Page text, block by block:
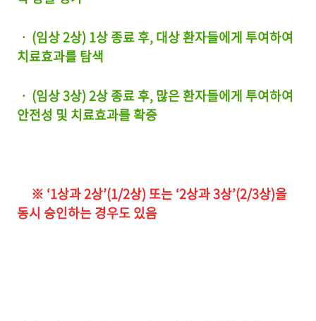
ㆍ (임상 2상) 1상 종료 후, 대상 환자들에게 투여하여
치료효과를 탐색
ㆍ (임상 3상) 2상 종료 후, 많은 환자들에게 투여하여
안전성 및 치료효과를 확증
※ ‘1상과 2상’(1/2상) 또는 ‘2상과 3상’(2/3상)을
동시 승인하는 경우도 있음